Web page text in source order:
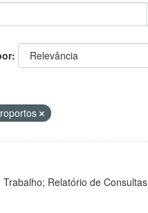
Relatório de Consultas